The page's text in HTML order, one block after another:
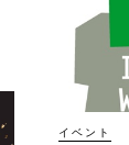
イベント